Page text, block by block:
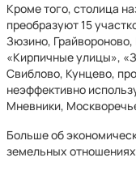
Кроме того, столица
преобразуют 15
Зюзино,
«Кирпичные улицы»,
Свиблово, Кунцево,
неэффективно
Мневники,
Больше об
земельных